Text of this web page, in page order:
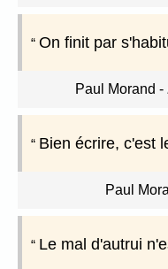
On finit par
Paul Morand -
Bien écrire, c'est
Paul
Le mal d'autrui